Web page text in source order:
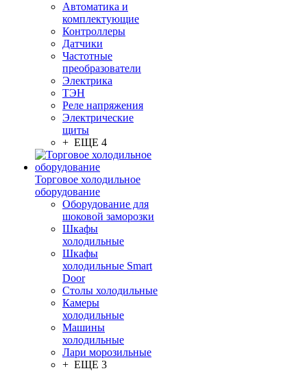
Автоматика и
комплектующие
Контроллеры
Датчики
Частотные
преобразователи
Электрика
ТЭН
Реле напряжения
Электрические
щиты
+ ЕЩЕ 4
Торговое холодильное
оборудование
Оборудование для
шоковой заморозки
Шкафы
холодильные
Шкафы
холодильные Smart
Door
Столы холодильные
Камеры
холодильные
Машины
холодильные
Лари морозильные
+ ЕЩЕ 3